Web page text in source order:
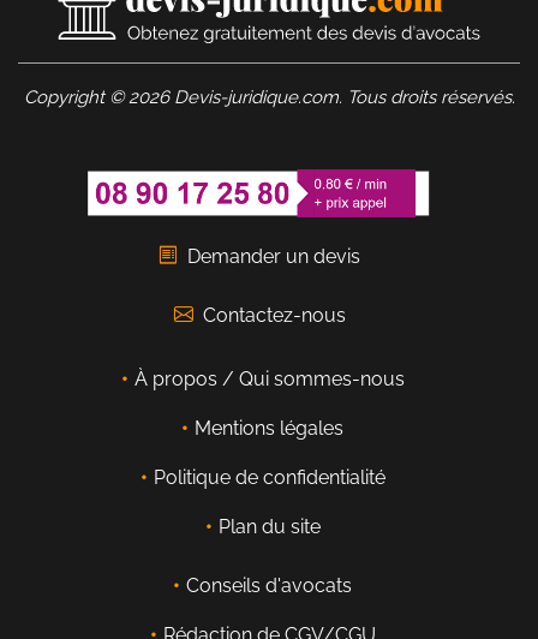
Copyright © 2026 Devis-juridique.com. Tous droits réservés.
Demander un devis
Contactez-nous
À propos / Qui sommes-nous
Mentions légales
Politique de confidentialité
Plan du site
Conseils d'avocats